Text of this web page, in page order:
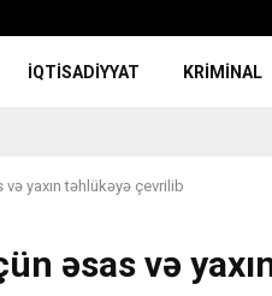
İQTISADIYYAT KRIMINAL
yaxın təhlükəyə çevrilib
əsas və